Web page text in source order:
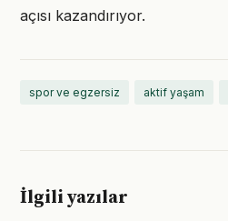
açısı kazandırıyor.
spor ve egzersiz aktif yaşam
İlgili yazılar